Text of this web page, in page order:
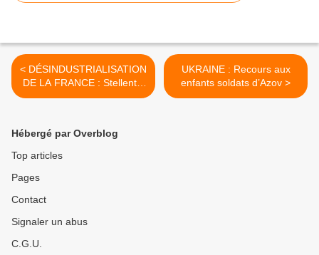
< DÉSINDUSTRIALISATION
DE LA FRANCE : Stellentis
à Douvrin, encore une
UKRAINE : Recours aux
enfants soldats d’Azov >
Hébergé par Overblog
Top articles
Pages
Contact
Signaler un abus
C.G.U.